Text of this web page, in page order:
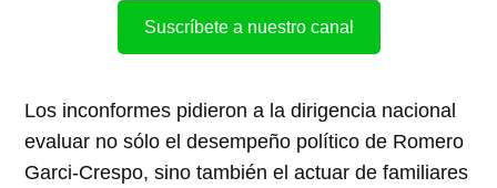
Suscríbete a nuestro canal
Los inconformes pidieron a la dirigencia nacional
evaluar no sólo el desempeño político de Romero
Garci-Crespo, sino también el actuar de familiares